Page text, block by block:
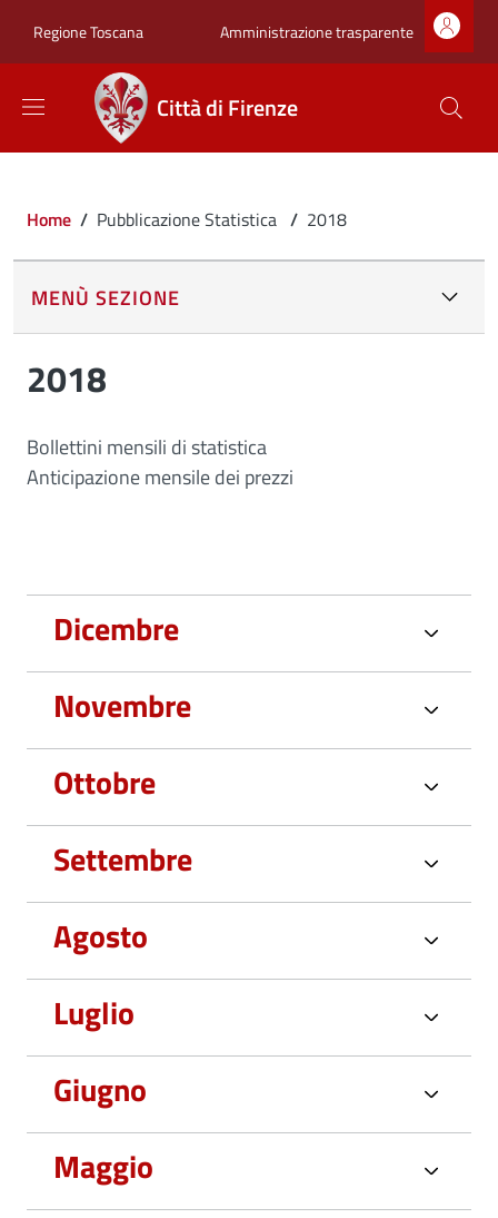
Regione Toscana Zona superiore
Amministrazione trasparente
Città di Firenze
Briciole di pane
Home / Pubblicazione Statistica / 2018
MENÙ SEZIONE
2018
Bollettini mensili di statistica
Anticipazione mensile dei prezzi
Dicembre
Novembre
Ottobre
Settembre
Agosto
Luglio
Giugno
Maggio